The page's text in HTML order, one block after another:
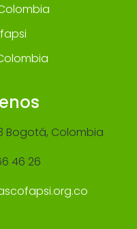
Bogotá, Colombia
46 26